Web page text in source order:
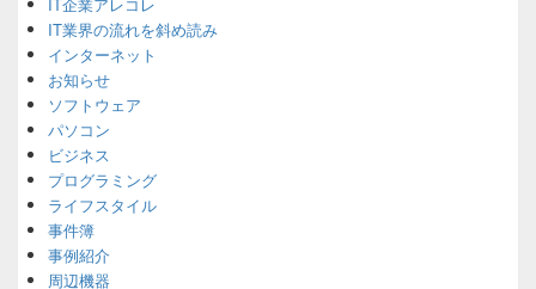
Widget
Area IT業界の流れを斜め読み
インターネット
お知らせ
ソフトウェア
パソコン
ビジネス
プログラミング
ライフスタイル
事件簿
事例紹介
周辺機器